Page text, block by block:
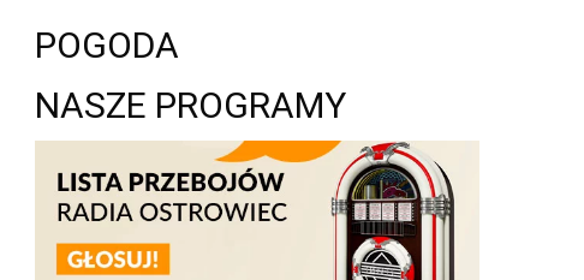
POGODA
NASZE PROGRAMY